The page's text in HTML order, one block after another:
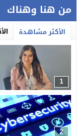
من هنا وهناك
الأكثر مشاهدة
1
2